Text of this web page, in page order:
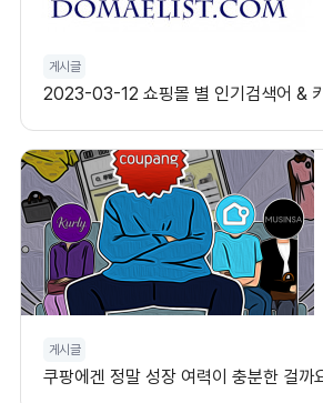
게시글
2023-03-12 쇼핑몰 별 인기검색어 &
게시글
쿠팡에겐 정말 성장 여력이 충분한 걸까